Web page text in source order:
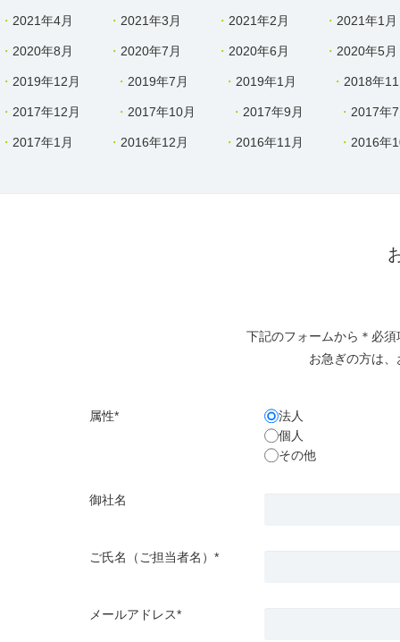
2021年4月 2021年3月 2021年2月 2021年1月
2020年8月 2020年7月 2020年6月 2020年5月
2019年12月 2019年7月 2019年1月 2018年
2017年12月 2017年10月 2017年9月 2017年
2017年1月 2016年12月 2016年11月 2016年
下記のフォームから＊必
お急ぎの方は
属性*
法人
個人
その他
御社名
ご氏名（ご担当者名）*
メールアドレス*